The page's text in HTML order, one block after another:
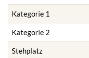
Kategorie 1
Kategorie 2
Stehplatz